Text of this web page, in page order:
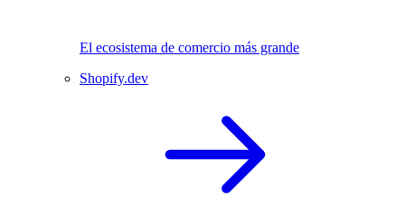
El ecosistema de comercio más grande
Shopify.dev